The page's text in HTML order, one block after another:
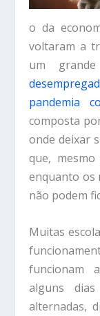
o da
voltaram a
um
pandemia
composta
onde deixar
que, mesmo
enquanto os
não podem
Muitas
funcionam
alguns
alternadas,